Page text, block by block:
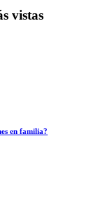
vistas
en familia?